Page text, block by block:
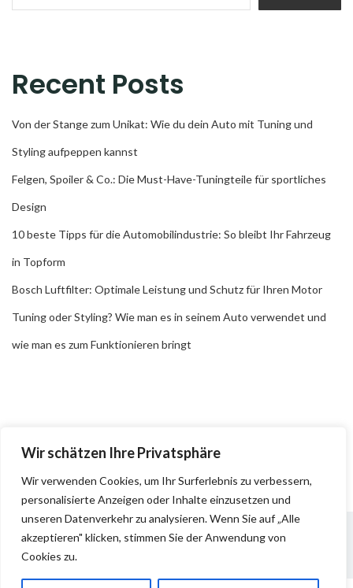
Wir schätzen Ihre Privatsphäre
Wir verwenden Cookies, um Ihr Surferlebnis zu verbessern,
personalisierte Anzeigen oder Inhalte einzusetzen und
unseren Datenverkehr zu analysieren. Wenn Sie auf „Alle
akzeptieren" klicken, stimmen Sie der Anwendung von
Cookies zu.
Recent Posts
Von der Stange zum Unikat: Wie du dein Auto mit Tuning und
Styling aufpeppen kannst
Felgen, Spoiler & Co.: Die Must-Have-Tuningteile für sportliches
Design
10 beste Tipps für die Automobilindustrie: So bleibt Ihr Fahrzeug
in Topform
Bosch Luftfilter: Optimale Leistung und Schutz für Ihren Motor
Tuning oder Styling? Wie man es in seinem Auto verwendet und
wie man es zum Funktionieren bringt